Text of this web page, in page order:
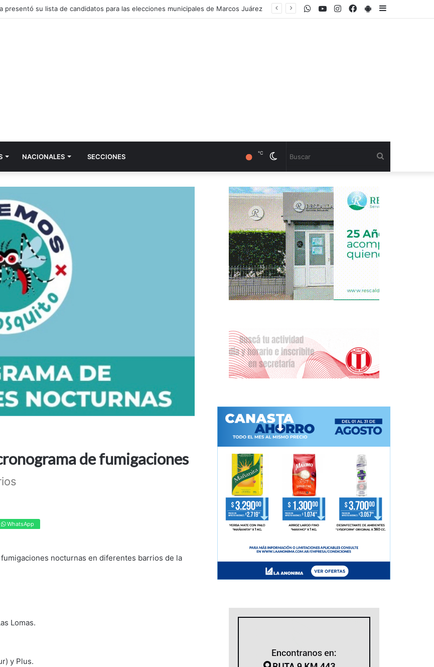
presentó su lista de candidatos para las elecciones municipales de Marcos Juárez PlayStore
Facebook
Instagram
Youtube
WhatsApp
NACIONALES SECCIONES Cambiar
modo
℃
de fumigaciones
WhatsApp
nocturnas en diferentes barrios de la
Lomas.
y Plus.